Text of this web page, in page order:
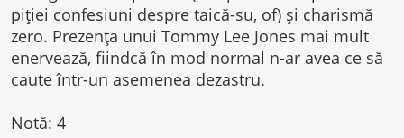
piției confesiuni despre taică-su, of) și charismă
zero. Prezența unui Tommy Lee Jones mai mult
enervează, fiindcă în mod normal n-ar avea ce să
caute într-un asemenea dezastru.
Notă: 4